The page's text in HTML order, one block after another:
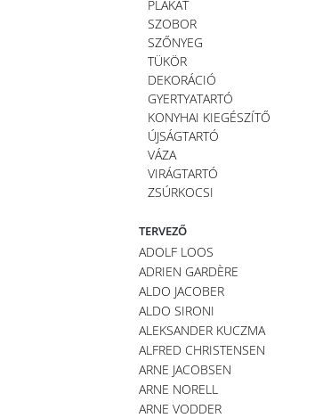
PLAKÁT
SZOBOR
SZŐNYEG
TÜKÖR
DEKORÁCIÓ
GYERTYATARTÓ
KONYHAI KIEGÉSZÍTŐ
ÚJSÁGTARTÓ
VÁZA
VIRÁGTARTÓ
ZSÚRKOCSI
TERVEZŐ
ADOLF LOOS
ADRIEN GARDÈRE
ALDO JACOBER
ALDO SIRONI
ALEKSANDER KUCZMA
ALFRED CHRISTENSEN
ARNE JACOBSEN
ARNE NORELL
ARNE VODDER